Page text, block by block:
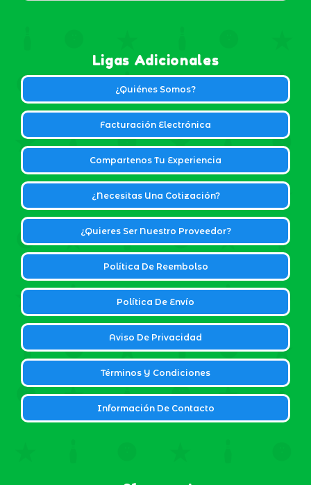
Ligas Adicionales
¿Quiénes Somos?
Facturación Electrónica
Compartenos Tu Experiencia
¿Necesitas Una Cotización?
¿Quieres Ser Nuestro Proveedor?
Política De Reembolso
Política De Envío
Aviso De Privacidad
Términos Y Condiciones
Información De Contacto